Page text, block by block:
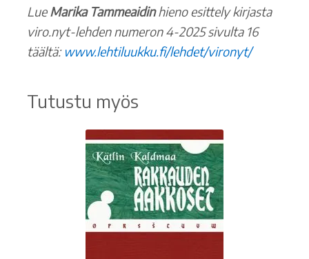
LueMarika Tammeaidinhieno esittely kirjasta
viro.nyt-lehden numeron 4-2025 sivulta 16
täältä: www.lehtiluukku.fi/lehdet/vironyt/
Tutustu myös